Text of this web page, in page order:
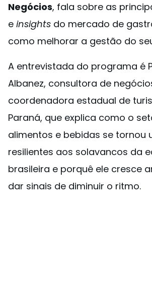
Negócios, fala sobre as
e insights do mercado de
como melhorar a gestão do
A entrevistada do programa é
Albanez, consultora de
coordenadora estadual de
Paraná, que explica como o
alimentos e bebidas se tornou
resilientes aos solavancos da
brasileira e porquê ele cresce
dar sinais de diminuir o ritmo.